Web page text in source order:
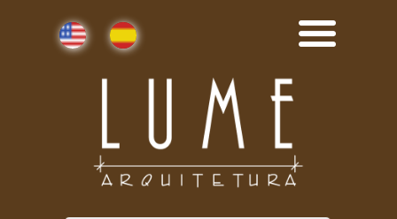
English Español